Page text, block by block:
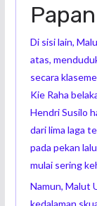
Di sisi lain,
atas,
secara
Kie Raha
Hendri Susilo
dari lima laga
pada pekan
mulai sering
Namun, Malut
kedalaman